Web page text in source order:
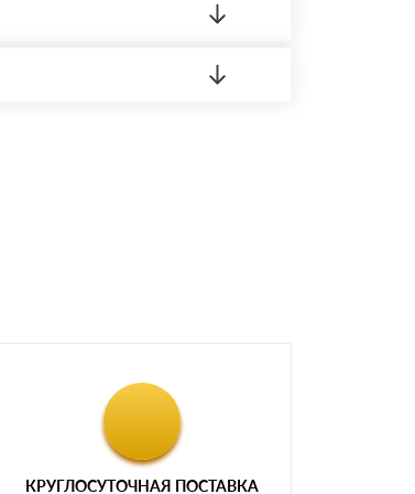
КРУГЛОСУТОЧНАЯ ПОСТАВКА